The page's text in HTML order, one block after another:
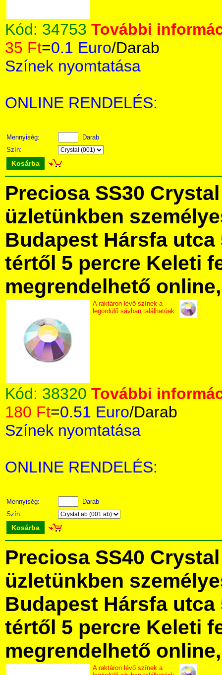
Kód: 34753 További
35 Ft=0.1 Euro/Darab
Színek nyomtatása
ONLINE RENDELÉS:
Mennyiség:
Darab
Szín:
Kosárba
Preciosa SS30
üzletünkben
Budapest Hársfa utca
tértől 5 percre Keleti
megrendelhető
A raktáron lévő színek a
legördülő sávban találhatóak.
Kód: 38320 További
180 Ft=0.51 Euro/Darab
Színek nyomtatása
ONLINE RENDELÉS:
Mennyiség:
Darab
Szín:
Kosárba
Preciosa SS40
üzletünkben
Budapest Hársfa utca
tértől 5 percre Keleti
megrendelhető
A raktáron lévő színek a